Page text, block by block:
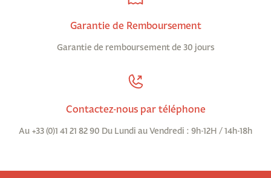
Garantie de Remboursement
Garantie de remboursement de 30 jours
Contactez-nous par téléphone
Au +33 (0)1 41 21 82 90 Du Lundi au Vendredi : 9h-12H / 14h-18h